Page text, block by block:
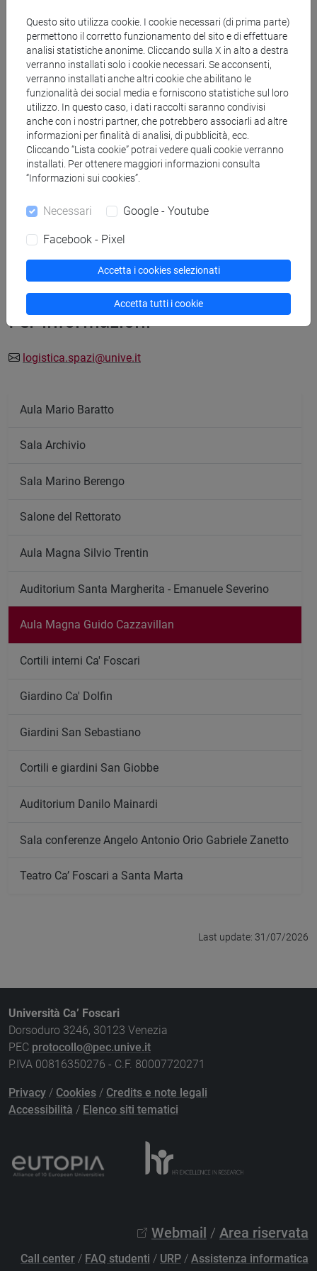
congressi con un’alta affluenza.
Servizi
I servizi prevedono apertura e chiusura della sala,
attivazione attrezzature multimediali all’inizio dell’evento.
Non è prevista assistenza continuativa. Eventuali servizi
extra a pagamento sono richiedibili al momento della
prenotazione.
Ulteriori servizi su richiesta: Wi-fi, videoproiezione anche su
schermi laterali, registrazione audio/video, streaming,
È possibile realizzare catering previa prenotazione.
Per informazioni
logistica.spazi@unive.it
Aula Mario Baratto
Sala Archivio
Sala Marino Berengo
Salone del Rettorato
Aula Magna Silvio Trentin
Auditorium Santa Margherita - Emanuele Severino
Aula Magna Guido Cazzavillan
Cortili interni Ca' Foscari
Giardino Ca' Dolfin
Giardini San Sebastiano
Cortili e giardini San Giobbe
Auditorium Danilo Mainardi
Sala conferenze Angelo Antonio Orio Gabriele Zanetto
Teatro Ca’ Foscari a Santa Marta
Last update: 31/07/2026
Università Ca’ Foscari
Dorsoduro 3246, 30123 Venezia
PEC protocollo@pec.unive.it
P.IVA 00816350276 - C.F. 80007720271
Privacy / Cookies / Credits e note legali
Accessibilità / Elenco siti tematici
Webmail / Area riservata
Call center / FAQ studenti / URP / Assistenza informatica
Questo sito utilizza cookie. I cookie necessari (di prima parte)
permettono il corretto funzionamento del sito e di effettuare
analisi statistiche anonime. Cliccando sulla X in alto a destra
verranno installati solo i cookie necessari. Se acconsenti,
verranno installati anche altri cookie che abilitano le
funzionalità dei social media e forniscono statistiche sul loro
utilizzo. In questo caso, i dati raccolti saranno condivisi
anche con i nostri partner, che potrebbero associarli ad altre
informazioni per finalità di analisi, di pubblicità, ecc.
Cliccando “Lista cookie” potrai vedere quali cookie verranno
installati. Per ottenere maggiori informazioni consulta
“Informazioni sui cookies”.
Necessari Google - Youtube
Facebook - Pixel
Accetta i cookies selezionati
Accetta tutti i cookie